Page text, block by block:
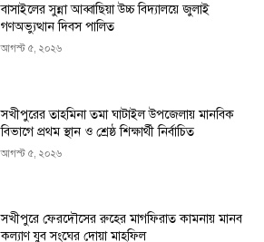
বাসাইলের সুন্না আব্বাছিয়া উচ্চ বিদ্যালয়ে জুলাই
গণঅভ্যুত্থান দিবস পালিত
আগস্ট ৫, ২০২৬
সখীপুরের তাহমিনা তমা ঘাটাইল উপজেলায় মানবিক
বিভাগে প্রথম স্থান ও শ্রেষ্ঠ শিক্ষার্থী নির্বাচিত
আগস্ট ৫, ২০২৬
সখীপুরে ফেরদৌসের রুহের মাগফিরাত কামনায় মানব
কল্যাণ যুব সংঘের দোয়া মাহফিল